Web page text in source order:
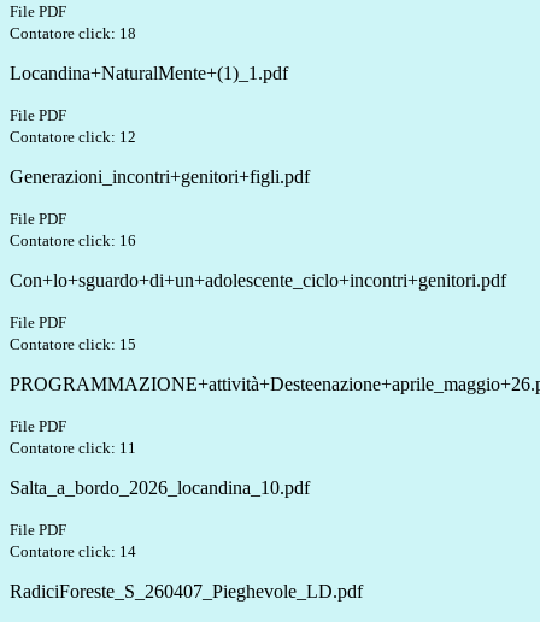
File PDF
Contatore click: 18
Locandina+NaturalMente+(1)_1.pdf
File PDF
Contatore click: 12
Generazioni_incontri+genitori+figli.pdf
File PDF
Contatore click: 16
Con+lo+sguardo+di+un+adolescente_ciclo+incontri+genitori.pdf
File PDF
Contatore click: 15
File PDF
Contatore click: 11
Salta_a_bordo_2026_locandina_10.pdf
File PDF
Contatore click: 14
RadiciForeste_S_260407_Pieghevole_LD.pdf